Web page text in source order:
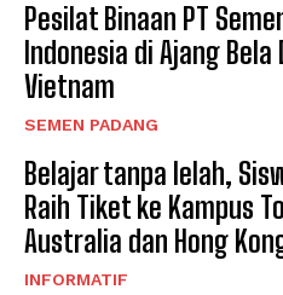
Pesilat Binaan PT
Indonesia di Ajang
Vietnam
SEMEN PADANG
Belajar tanpa lelah,
Raih Tiket ke Kampus
Australia dan Hong
INFORMATIF